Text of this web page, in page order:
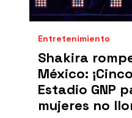
Entretenimiento
Shakira
México:
Estadio GNP
mujeres no